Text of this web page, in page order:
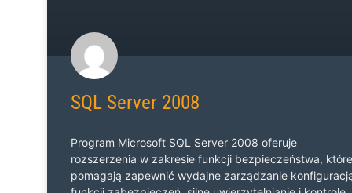
SQL Server 2008
Program Microsoft SQL Server 2008 oferuje
rozszerzenia w zakresie funkcji bezpieczeństwa, które
pomagają zapewnić wydajne zarządzanie